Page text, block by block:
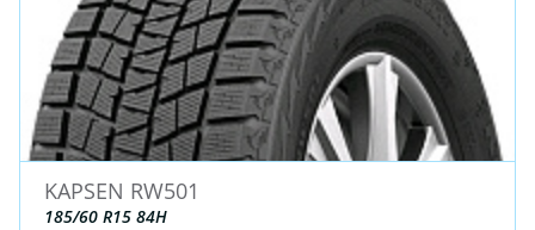
KAPSEN RW501
185/60 R15 84H